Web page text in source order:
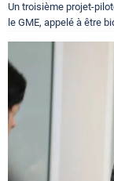
Un troisième projet-
le GME, appelé à être